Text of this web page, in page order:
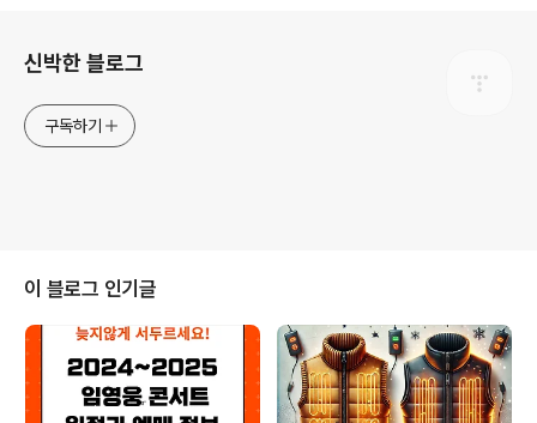
신박한 블로그
구독하기
이 블로그 인기글